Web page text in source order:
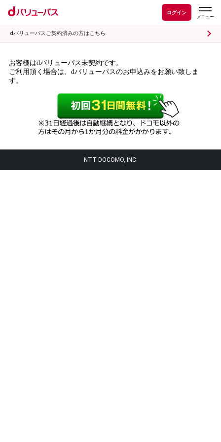
ログイン
dバリューパスご契約済みの方はこちら
お客様はdバリューパス未契約です。
ご利用頂く場合は、dバリューパスのお申込みをお願い致しま
す。
NTT DOCOMO, INC.